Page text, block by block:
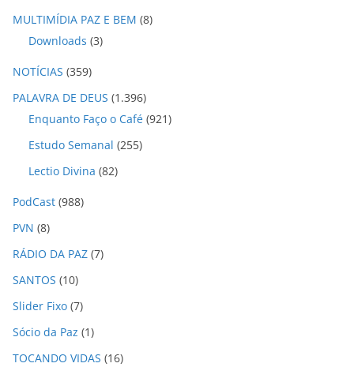
MULTIMÍDIA PAZ E BEM (8)
Downloads (3)
NOTÍCIAS (359)
PALAVRA DE DEUS (1.396)
Enquanto Faço o Café (921)
Estudo Semanal (255)
Lectio Divina (82)
PodCast (988)
PVN (8)
RÁDIO DA PAZ (7)
SANTOS (10)
Slider Fixo (7)
Sócio da Paz (1)
TOCANDO VIDAS (16)